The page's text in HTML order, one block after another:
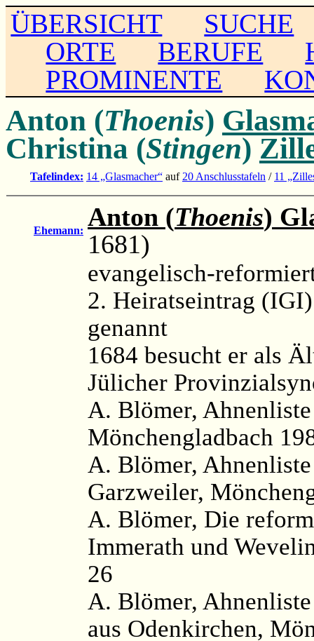
ÜBERSICHT
SUCHE
ORTE
BERUFE
PROMINENTE
Anton (Thoenis)
Christina (Stingen)
Tafelindex: 14 „Glasmacher“ auf 20 Anschlusstafeln / 11
Ehemann: Anton (Thoenis)
1681)
evangelisch-
2. Heiratseintrag
genannt
1684 besucht er als
Jülicher
A. Blömer,
Mönchengladbach
A. Blömer,
Garzweiler,
A. Blömer, Die
Immerath und
26
A. Blömer,
aus Odenkirchen,